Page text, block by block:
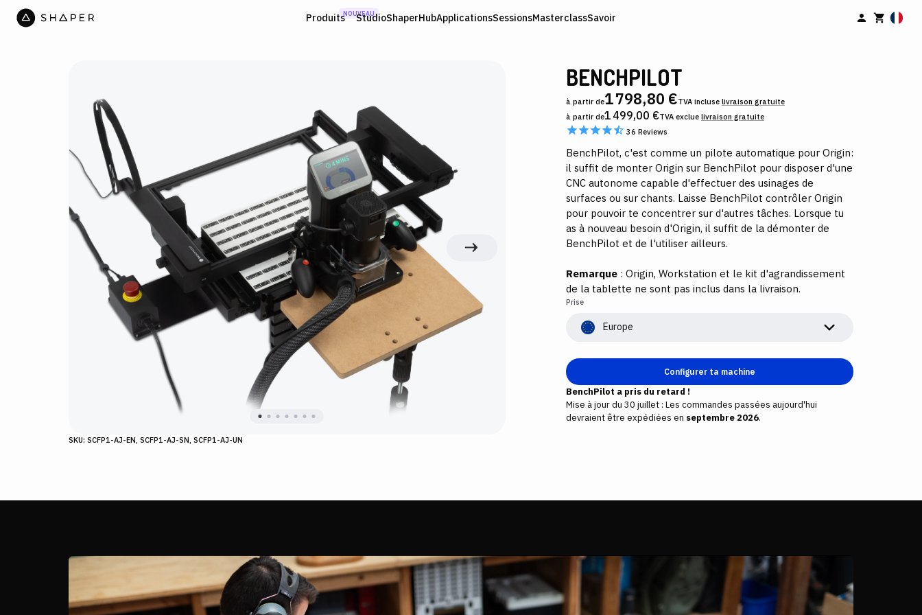
ProduitsNOUVEAU
StudioShaperHubApplicationsSessionsMasterclassSavoir
SKU: SCFP1-AJ-EN, SCFP1-AJ-SN, SCFP1-AJ-UN
BENCHPILOT
à partir de1 798,80 €TVA incluse livraison gratuite
à partir de1 499,00 €TVA exclue livraison gratuite
36 Reviews
BenchPilot, c'est comme un pilote automatique pour Origin:
il suffit de monter Origin sur BenchPilot pour disposer d'une
CNC autonome capable d'effectuer des usinages de
surfaces ou sur chants. Laisse BenchPilot contrôler Origin
pour pouvoir te concentrer sur d'autres tâches. Lorsque tu
as à nouveau besoin d'Origin, il suffit de la démonter de
BenchPilot et de l'utiliser ailleurs.
Remarque : Origin, Workstation et le kit d'agrandissement
de la tablette ne sont pas inclus dans la livraison.
Prise
Europe
Configurer ta machine
BenchPilot a pris du retard !
Mise à jour du 30 juillet : Les commandes passées aujourd'hui
devraient être expédiées en septembre 2026.